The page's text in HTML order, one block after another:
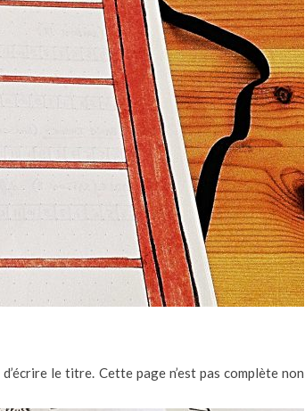
le titre. Cette page n’est pas complète non